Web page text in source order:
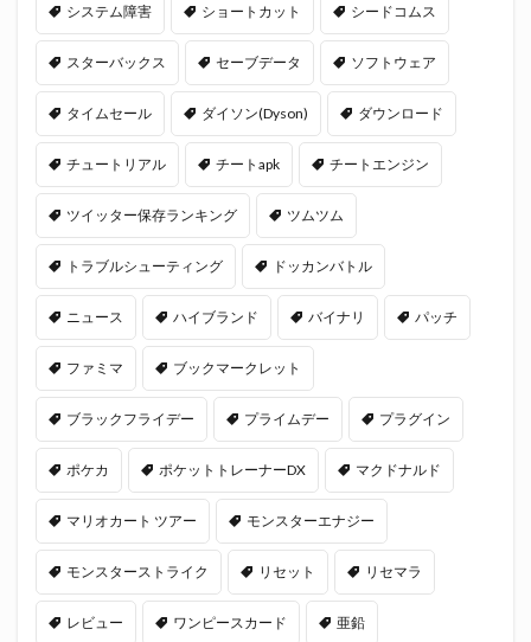
システム障害 ショートカット シードコムス
スターバックス セーブデータ ソフトウェア
タイムセール ダイソン(Dyson) ダウンロード
チュートリアル チートapk チートエンジン
ツイッター保存ランキング ツムツム
トラブルシューティング ドッカンバトル
ニュース ハイブランド バイナリ パッチ
ファミマ ブックマークレット
ブラックフライデー プライムデー プラグイン
ポケカ ポケットトレーナーDX マクドナルド
マリオカート ツアー モンスターエナジー
モンスターストライク リセット リセマラ
レビュー ワンピースカード 亜鉛